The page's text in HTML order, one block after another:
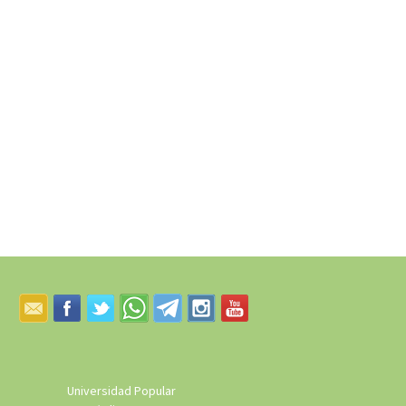
Universidad Popular